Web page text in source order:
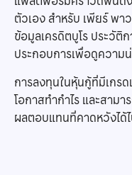
ตัวเอง สำหรับ เพียร์ พา
ข้อมูลเครดิตบูโร ประวัติ
ประกอบการเพื่อดูความ
การลงทุนในหุ้นกู้ที่มีเกร
โอกาสทำกำไร และสาม
ผลตอบแทนที่คาดหวังได้